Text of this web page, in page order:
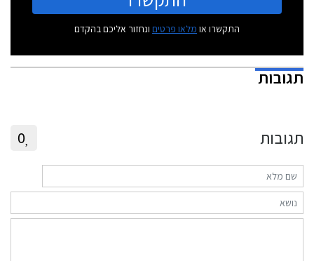
התקשרו או מלאו פרטים ונחזור אליכם בהקדם
תגובות
תגובות 0